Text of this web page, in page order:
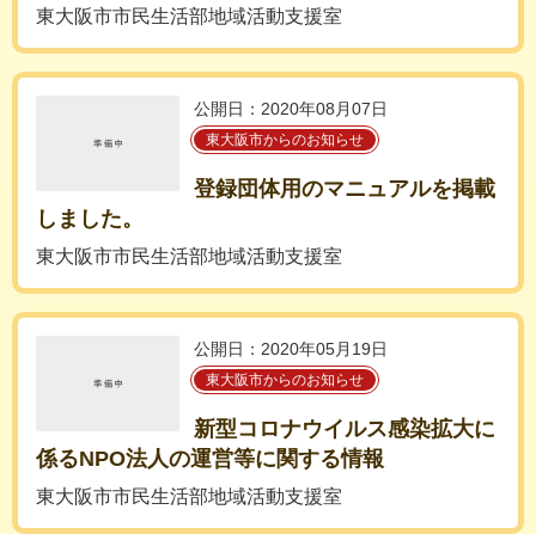
東大阪市市民生活部地域活動支援室
公開日：2020年08月07日
東大阪市からのお知らせ
登録団体用のマニュアルを掲載
しました。
東大阪市市民生活部地域活動支援室
公開日：2020年05月19日
東大阪市からのお知らせ
新型コロナウイルス感染拡大に
係るNPO法人の運営等に関する情報
東大阪市市民生活部地域活動支援室